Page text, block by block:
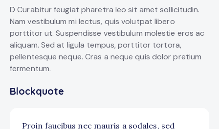
D Curabitur feugiat pharetra leo sit amet sollicitudin.
Nam vestibulum mi lectus, quis volutpat libero
porttitor ut. Suspendisse vestibulum molestie eros ac
aliquam. Sed at ligula tempus, porttitor tortora,
pellentesque neque. Cras a neque quis dolor pretium
fermentum.
Blockquote
Proin faucibus nec mauris a sodales, sed